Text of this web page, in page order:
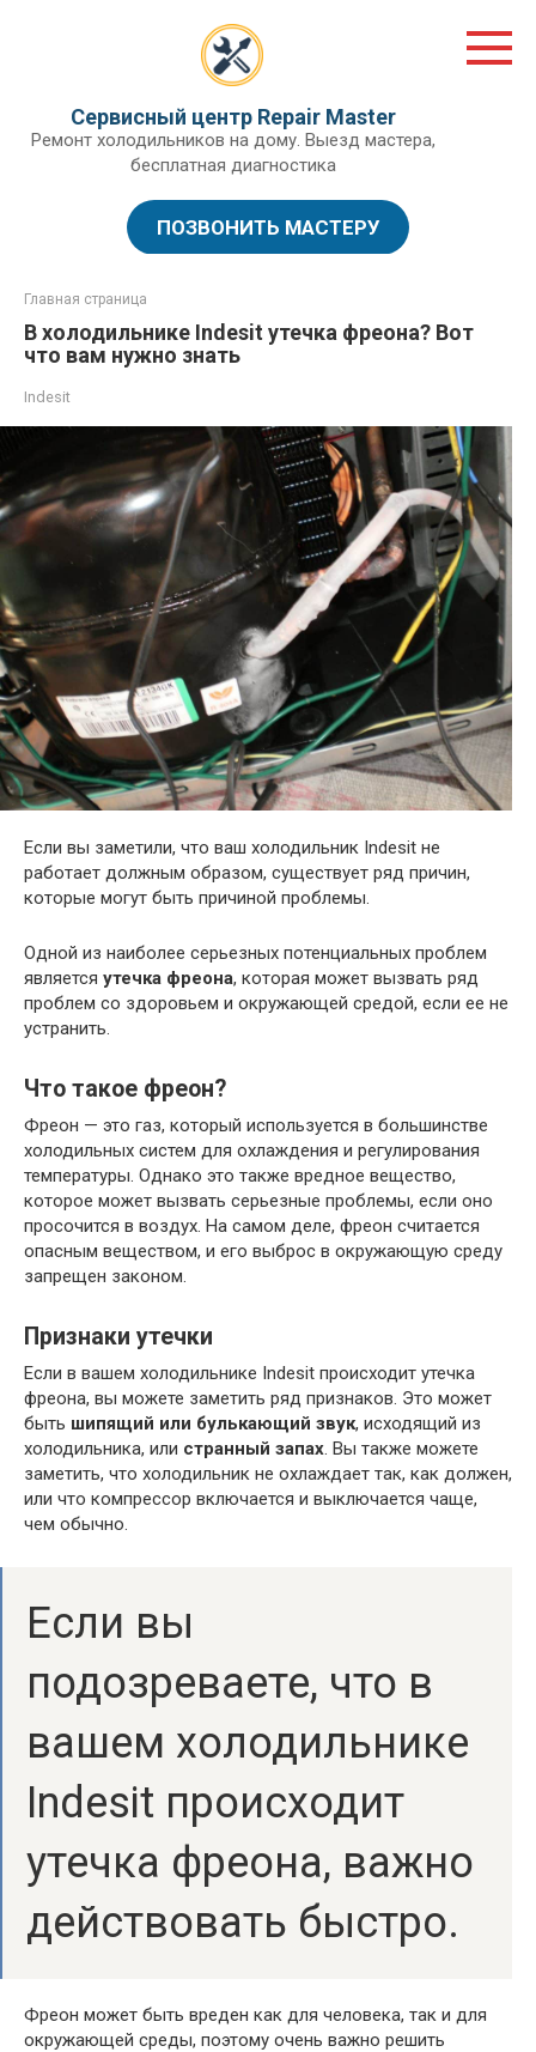
Сервисный центр Repair Master
Ремонт холодильников на дому. Выезд мастера,
бесплатная диагностика
ПОЗВОНИТЬ МАСТЕРУ
Главная страница
В холодильнике Indesit утечка фреона? Вот
что вам нужно знать
Indesit
Если вы заметили, что ваш холодильник Indesit не
работает должным образом, существует ряд причин,
которые могут быть причиной проблемы.
Одной из наиболее серьезных потенциальных проблем
является утечка фреона, которая может вызвать ряд
проблем со здоровьем и окружающей средой, если ее не
устранить.
Что такое фреон?
Фреон — это газ, который используется в большинстве
холодильных систем для охлаждения и регулирования
температуры. Однако это также вредное вещество,
которое может вызвать серьезные проблемы, если оно
просочится в воздух. На самом деле, фреон считается
опасным веществом, и его выброс в окружающую среду
запрещен законом.
Признаки утечки
Если в вашем холодильнике Indesit происходит утечка
фреона, вы можете заметить ряд признаков. Это может
быть шипящий или булькающий звук, исходящий из
холодильника, или странный запах. Вы также можете
заметить, что холодильник не охлаждает так, как должен,
или что компрессор включается и выключается чаще,
чем обычно.
Если вы
подозреваете, что в
вашем холодильнике
Indesit происходит
утечка фреона, важно
действовать быстро.
Фреон может быть вреден как для человека, так и для
окружающей среды, поэтому очень важно решить